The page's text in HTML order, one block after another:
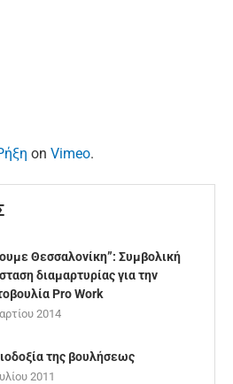
on Vimeo.
Θεσσαλονίκη”: Συμβολική
διαμαρτυρίας για την
Pro Work
2014
της βουλήσεως
2011